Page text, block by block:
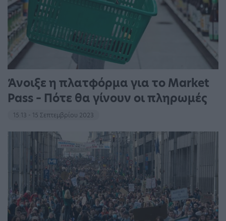
Άνοιξε η πλατφόρμα για το Market
Pass – Πότε θα γίνουν οι πληρωμές
15:13 - 15 Σεπτεμβρίου 2023